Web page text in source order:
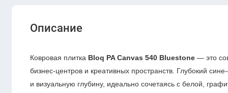
Описание
Ковровая плитка Bloq PA Canvas 540 Bluestone — это
бизнес-центров и креативных пространств. Глубокий
и визуальную глубину, идеально сочетаясь с белой,